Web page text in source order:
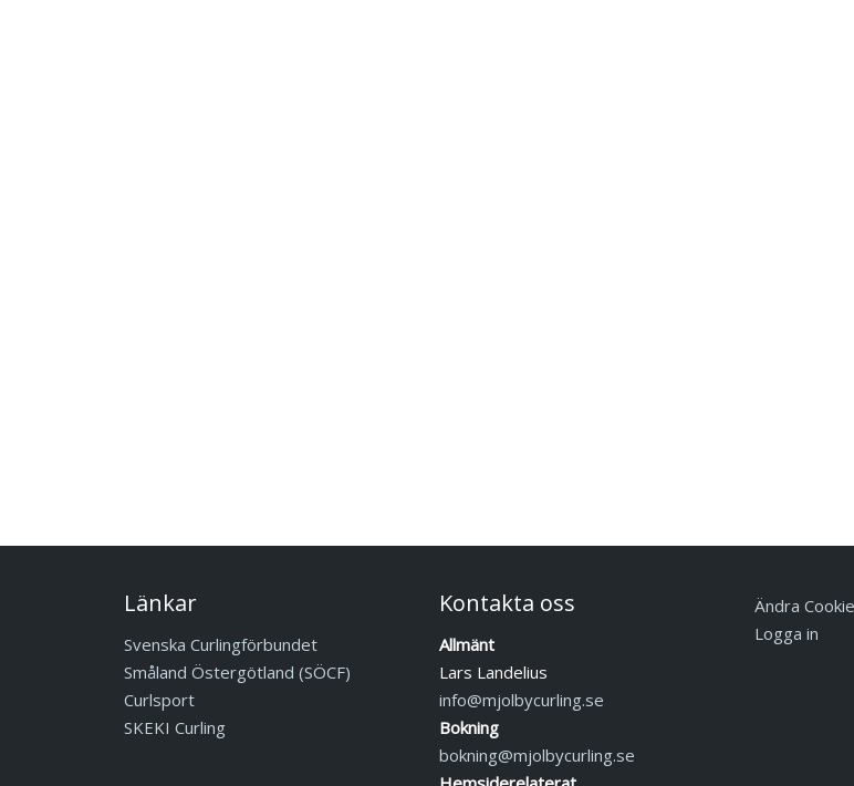
Länkar
Svenska Curlingförbundet
Småland Östergötland (SÖCF)
Curlsport
SKEKI Curling
Kontakta oss
Allmänt
Lars Landelius
info@mjolbycurling.se
Bokning
bokning@mjolbycurling.se
Ändra
Logga in